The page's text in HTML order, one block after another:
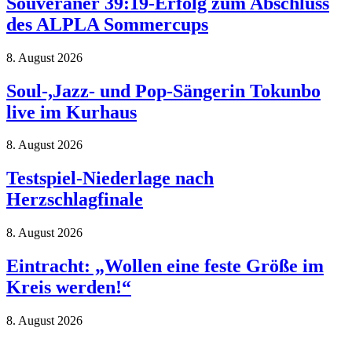
des ALPLA Sommercups
8. August 2026
Soul-,Jazz- und Pop-Sängerin Tokunbo
live im Kurhaus
8. August 2026
Testspiel-Niederlage nach
Herzschlagfinale
8. August 2026
Eintracht: „Wollen eine feste Größe im
Kreis werden!“
8. August 2026